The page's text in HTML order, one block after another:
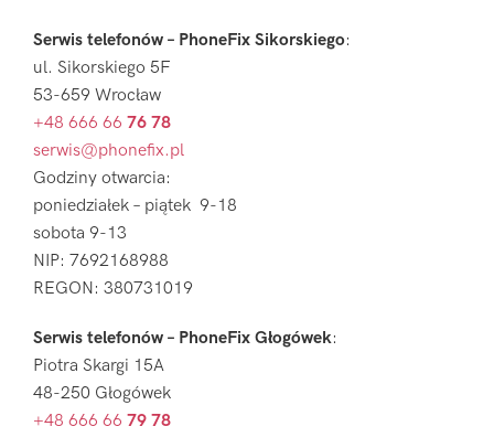
Serwis telefonów – PhoneFix Sikorskiego:
ul. Sikorskiego 5F
53-659 Wrocław
+48 666 66 76 78
serwis@phonefix.pl
Godziny otwarcia:
poniedziałek – piątek 9-18
sobota 9-13
NIP: 7692168988
REGON: 380731019
Serwis telefonów – PhoneFix Głogówek:
Piotra Skargi 15A
48-250 Głogówek
+48 666 66 79 78